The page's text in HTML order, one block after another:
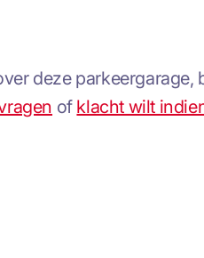
deze parkeergarage,
of klacht wilt